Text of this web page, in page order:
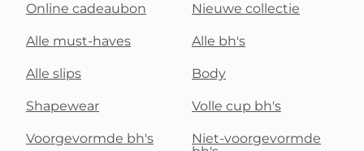
Online cadeaubon Nieuwe collectie
Alle must-haves Alle bh's
Alle slips Body
Shapewear Volle cup bh's
Voorgevormde bh's
Niet-voorgevormde